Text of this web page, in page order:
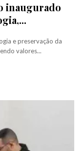
inaugurado
e preservação da
valores...